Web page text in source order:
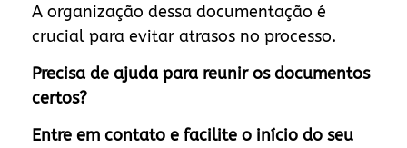
A organização dessa documentação é
crucial para evitar atrasos no processo.
Precisa de ajuda para reunir os documentos
certos?
Entre em contato e facilite o início do seu